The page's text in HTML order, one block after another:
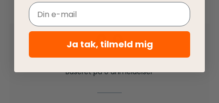
0,0
Baseret på 0 anmeldelser
Email
Ja tak, tilmeld mig